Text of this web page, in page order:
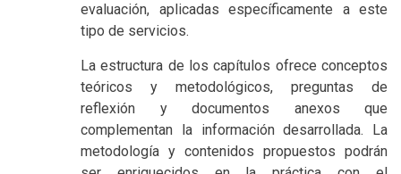
evaluación, aplicadas específicamente a este
tipo de servicios.
La estructura de los capítulos ofrece conceptos
teóricos y metodológicos, preguntas de
reflexión y documentos anexos que
complementan la información desarrollada. La
metodología y contenidos propuestos podrán